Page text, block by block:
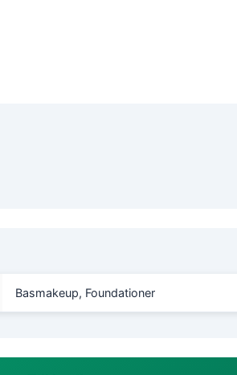
Basmakeup, Foundationer